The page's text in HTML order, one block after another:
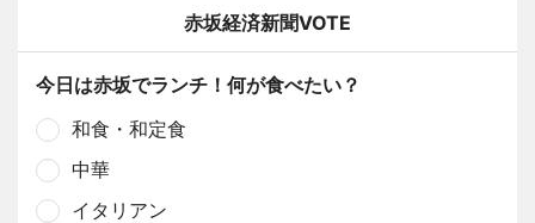
赤坂経済新聞VOTE
今日は赤坂でランチ！何が食べたい？
和食・和定食
中華
イタリアン